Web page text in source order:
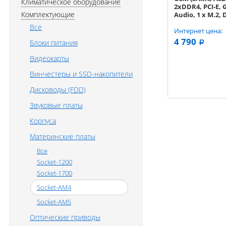
2xDDR4, PCI-E,
Audio, 1 x M.2,
Интернет цена:
4 790 a
Комплектующие
Все
Блоки питания
Видеокарты
Винчестеры и SSD-накопители
Дисководы (FDD)
Звуковые платы
Корпуса
Материнские платы
Все
Socket-1200
Socket-1700
Socket-AM4
Socket-AM5
Оптические приводы